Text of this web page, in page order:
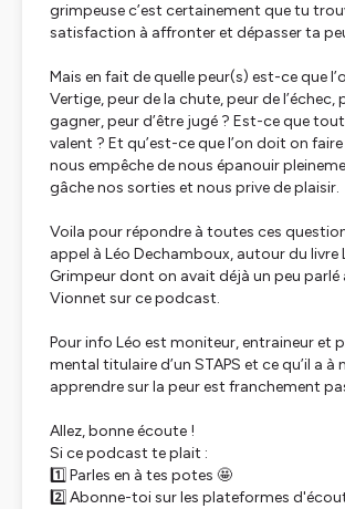
grimpeuse c’est certainement que tu
satisfaction à affronter et dépasser ta
Mais en fait de quelle peur(s) est-ce que
Vertige, peur de la chute, peur de l’échec,
gagner, peur d’être jugé ? Est-ce que
valent ? Et qu’est-ce que l’on doit on
nous empêche de nous épanouir
gâche nos sorties et nous prive de plaisir.
Voila pour répondre à toutes ces
appel à Léo Dechamboux, autour du livre
Grimpeur dont on avait déjà un peu parlé
Vionnet sur ce podcast.
Pour info Léo est moniteur, entraineur et
mental titulaire d’un STAPS et ce qu’il a à
apprendre sur la peur est franchement
Allez, bonne écoute !
Si ce podcast te plait :
1️⃣ Parles en à tes potes 🤩
2️⃣ Abonne-toi sur les plateformes